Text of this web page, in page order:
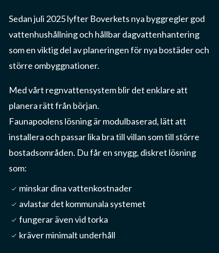
Sedan juli 2025 lyfter Boverkets nya byggregler god
vattenhushållning och hållbar dagvattenhantering
som en viktig del av planeringen för nya bostäder och
större ombyggnationer.
Med vårt regnvattensystem blir det enklare att
planera rätt från början.
Faunapoolens lösning är modulbaserad, lätt att
installera och passar lika bra till villan som till större
bostadsområden. Du får en snygg, diskret lösning
som:
check_small minskar dina vattenkostnader
check_small avlastar det kommunala systemet
check_small fungerar även vid torka
check_small kräver minimalt underhåll